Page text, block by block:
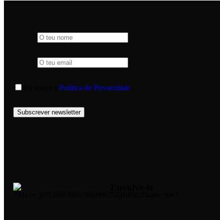
Política de Privacidade
Subscrever newsletter